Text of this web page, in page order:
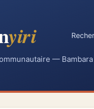
yiri
— Bambara